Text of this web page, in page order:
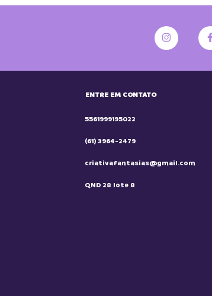
ENTRE EM CONTATO
5561999195022
(61) 3964-2479
criativafantasias@gmail.com
QND 28 lote 8